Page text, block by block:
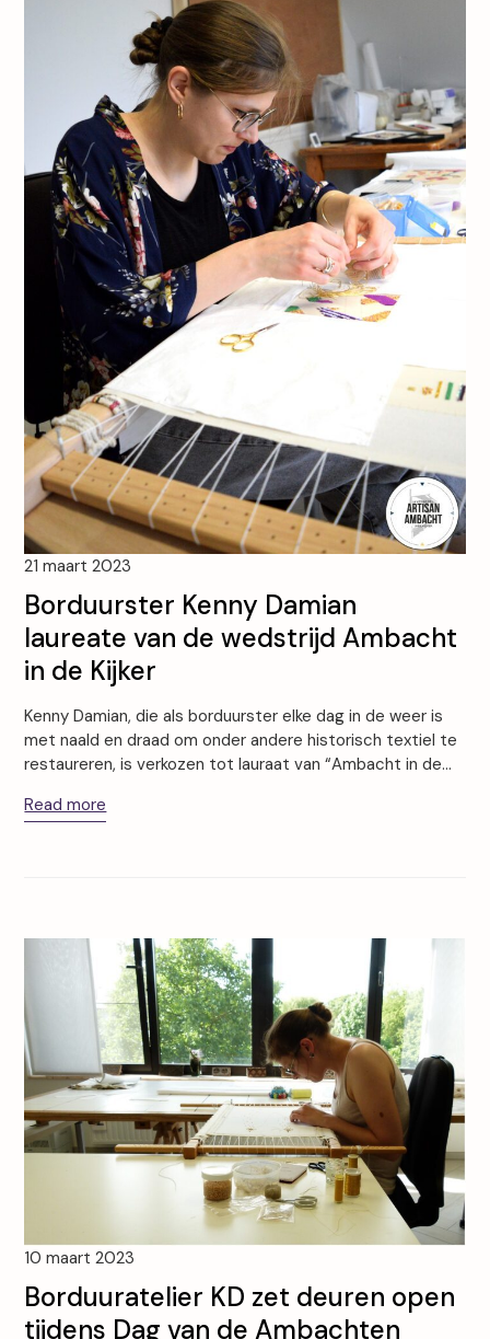
21 maart 2023
Borduurster Kenny Damian
laureate van de wedstrijd Ambacht
in de Kijker
Kenny Damian, die als borduurster elke dag in de weer is
met naald en draad om onder andere historisch textiel te
restaureren, is verkozen tot lauraat van “Ambacht in de…
Read more
10 maart 2023
Borduuratelier KD zet deuren open
tijdens Dag van de Ambachten